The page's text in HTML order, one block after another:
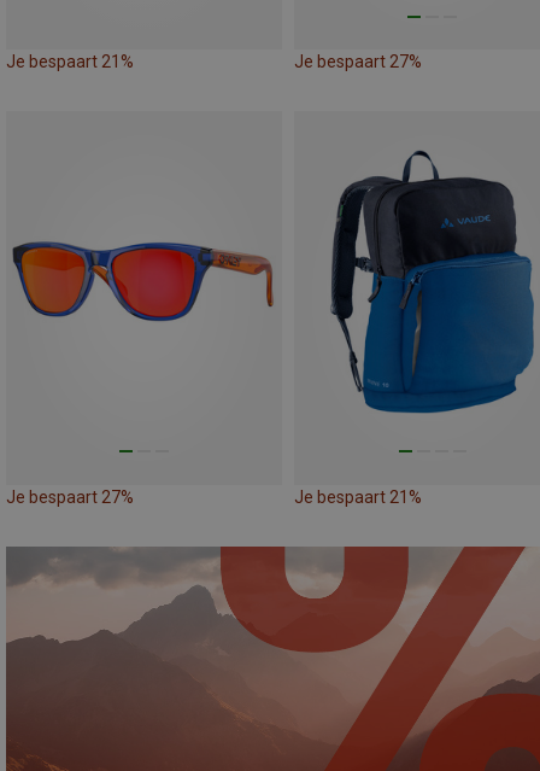
Je bespaart 21% Je bespaart 27%
Je bespaart 27% Je bespaart 21%